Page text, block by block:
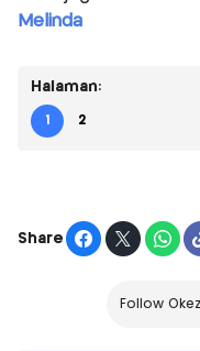
Melinda
Halaman:
1 2
Share
Follow